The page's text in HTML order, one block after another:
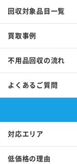
回収対象品目一覧
買取事例
不用品回収の流れ
よくあるご質問
対応エリア
低価格の理由